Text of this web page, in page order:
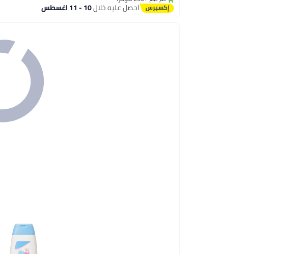
احصل عليه خلال10 - 11 اغسطس